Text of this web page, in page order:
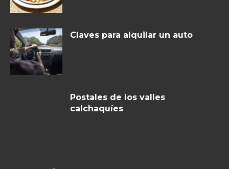
Claves para alquilar un auto
Postales de los valles
calchaquíes